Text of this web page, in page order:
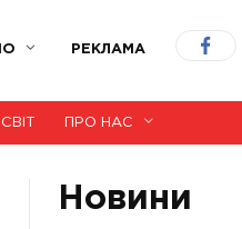
РЕКЛАМА
СВІТ ПРО НАС
Новини